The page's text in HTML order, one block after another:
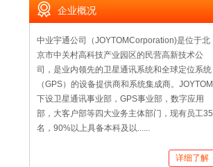
企业概况
中业宇通公司（JOYTOMCorporation)是位于北
京市中关村高科技产业园区的民营高新技术公
司，是业内领先的卫星通讯系统和全球定位系统
（GPS）的设备提供商和系统集成商。JOYTOM
下设卫星通讯事业部，GPS事业部，数字应用
部，大客户部等四大业务主体部门，现有员工35
名，90%以上具备本科及以......
详细了解